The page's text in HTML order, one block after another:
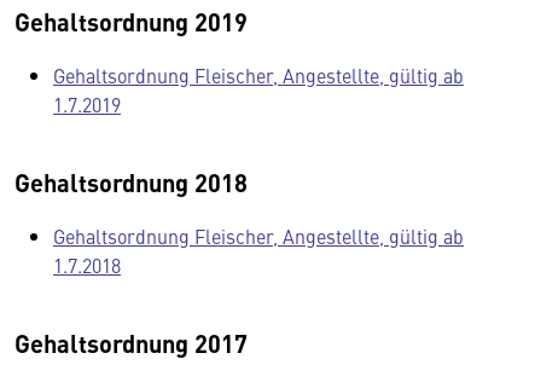
Gehaltsordnung 2019
Gehaltsordnung Fleischer, Angestellte, gültig ab
1.7.2019
Gehaltsordnung 2018
Gehaltsordnung Fleischer, Angestellte, gültig ab
1.7.2018
Gehaltsordnung 2017